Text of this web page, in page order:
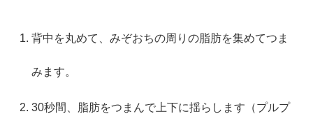
背中を丸めて、みぞおちの周りの脂肪を集めてつま
みます。
30秒間、脂肪をつまんで上下に揺らします（プルプ